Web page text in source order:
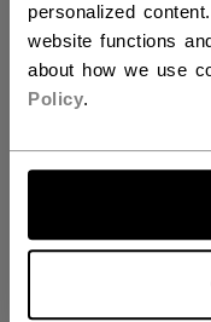
personalized
website functions
about how we use
Policy.
IDENTIFICATION
UGS
GROUPE D'ÂGE